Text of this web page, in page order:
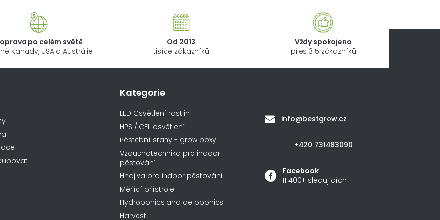
po celém světě
Kanady, USA a Austrálie
Od 2013
tisíce zákazníků
Vždy spokojeno
přes 315 zákazníků
Kategorie
LED Osvětlení rostlin
HPS / CFL osvětlení
Pěstební stany - grow boxy
Vzduchotechnika pro indoor
pěstování
Hnojiva pro indoor pěstování
Měřící přístroje
Hydroponics and aeroponics
Harvest
info@bestgrow.cz
+420 731483090
Facebook
11 400+ sledujících